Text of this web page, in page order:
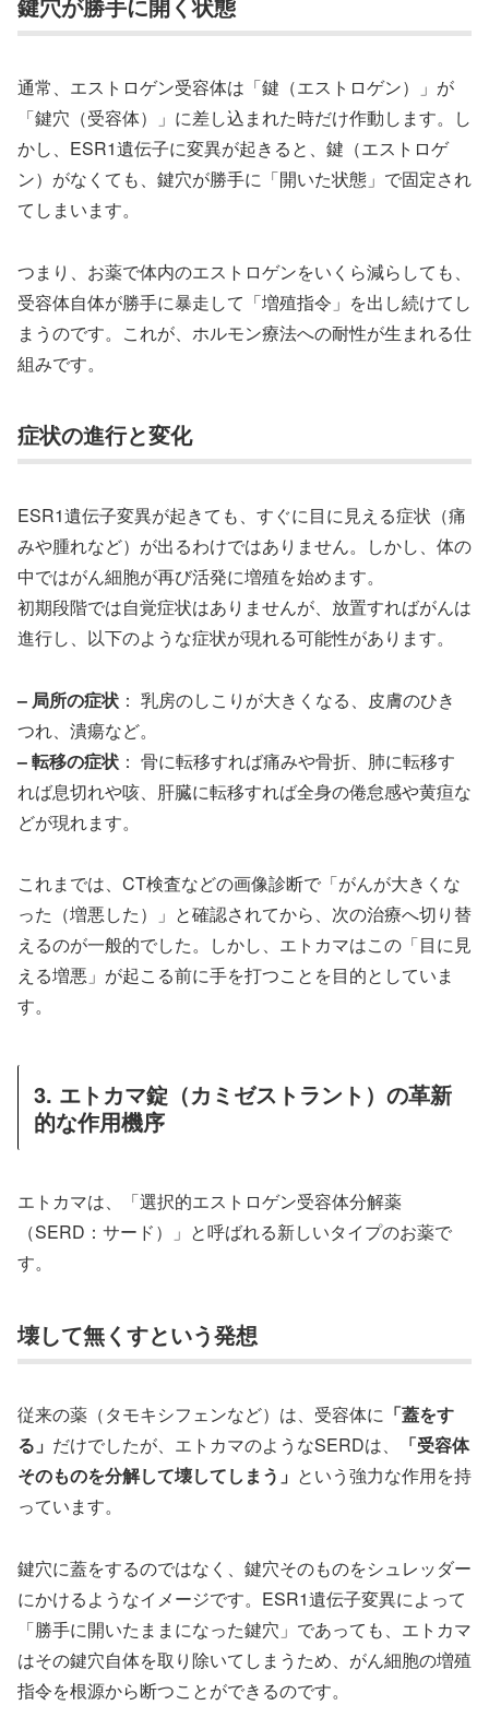
鍵穴が勝手に開く状態
通常、エストロゲン受容体は「鍵（エストロゲン）」が
「鍵穴（受容体）」に差し込まれた時だけ作動します。し
かし、ESR1遺伝子に変異が起きると、鍵（エストロゲ
ン）がなくても、鍵穴が勝手に「開いた状態」で固定され
てしまいます。
つまり、お薬で体内のエストロゲンをいくら減らしても、
受容体自体が勝手に暴走して「増殖指令」を出し続けてし
まうのです。これが、ホルモン療法への耐性が生まれる仕
組みです。
症状の進行と変化
ESR1遺伝子変異が起きても、すぐに目に見える症状（痛
みや腫れなど）が出るわけではありません。しかし、体の
中ではがん細胞が再び活発に増殖を始めます。
初期段階では自覚症状はありませんが、放置すればがんは
進行し、以下のような症状が現れる可能性があります。
– 局所の症状 ： 乳房のしこりが大きくなる、皮膚のひき
つれ、潰瘍など。
– 転移の症状 ： 骨に転移すれば痛みや骨折、肺に転移す
れば息切れや咳、肝臓に転移すれば全身の倦怠感や黄疸な
どが現れます。
これまでは、CT検査などの画像診断で「がんが大きくな
った（増悪した）」と確認されてから、次の治療へ切り替
えるのが一般的でした。しかし、エトカマはこの「目に見
える増悪」が起こる前に手を打つことを目的としていま
す。
3. エトカマ錠（カミゼストラント）の革新
的な作用機序
エトカマは、「選択的エストロゲン受容体分解薬
（SERD：サード）」と呼ばれる新しいタイプのお薬で
す。
壊して無くすという発想
従来の薬（タモキシフェンなど）は、受容体に 「蓋をす
る」 だけでしたが、エトカマのようなSERDは、
「受容体
そのものを分解して壊してしまう」 という強力な作用を持
っています。
鍵穴に蓋をするのではなく、鍵穴そのものをシュレッダー
にかけるようなイメージです。ESR1遺伝子変異によって
「勝手に開いたままになった鍵穴」であっても、エトカマ
はその鍵穴自体を取り除いてしまうため、がん細胞の増殖
指令を根源から断つことができるのです。